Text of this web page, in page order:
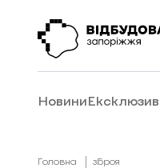
НовиниЕксклюзив
Головна зброя